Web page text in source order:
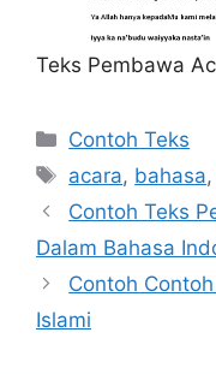
Teks Pembawa
Kategori
Contoh Teks
Tag
acara, bahasa,
Contoh Teks
Dalam Bahasa
Contoh
Islami